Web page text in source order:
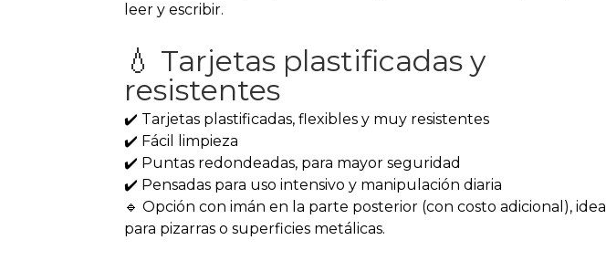
leer y escribir.
💧 Tarjetas plastificadas y
resistentes
✔️ Tarjetas plastificadas, flexibles y muy resistentes
✔️ Fácil limpieza
✔️ Puntas redondeadas, para mayor seguridad
✔️ Pensadas para uso intensivo y manipulación diaria
🔹 Opción con imán en la parte posterior (con costo adicional), ideal
para pizarras o superficies metálicas.